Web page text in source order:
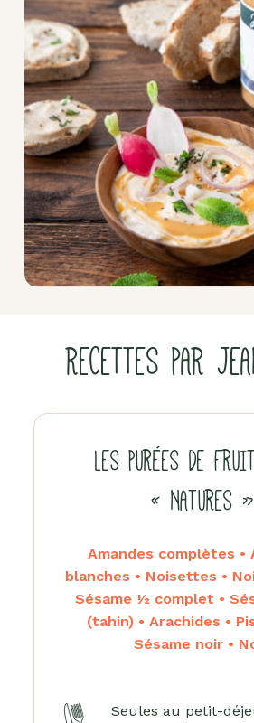
RECETTES PAR
LES PURÉES DE
« NATURES »
Amandes complètes •
blanches • Noisettes •
Sésame ½ complet •
(tahin) • Arachides •
Sésame noir •
Seules au petit-